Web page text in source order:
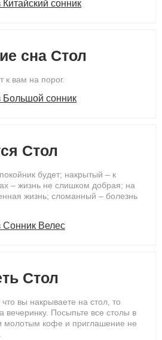
сонник
сна Стол
к вам на порог.
Большой сонник
Стол
будет; накрытый – к
– жизнь не слишком добрая; на
жизнь; сломанный – болезнь
Сонник Велес
Стол
вы накрываете на стол, то
вечеринку. Посыпьте все столы в
молотым кофе и приглашение не